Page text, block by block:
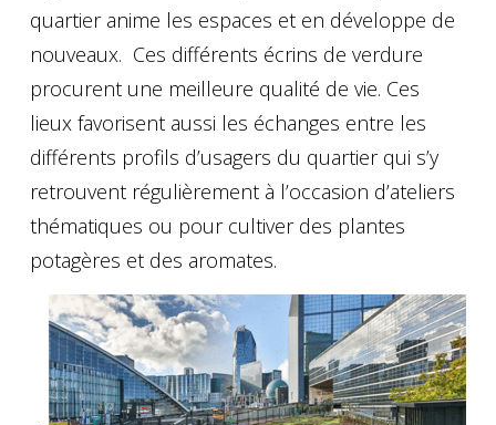
quartier anime les espaces et en développe de
nouveaux. Ces différents écrins de verdure
procurent une meilleure qualité de vie. Ces
lieux favorisent aussi les échanges entre les
différents profils d’usagers du quartier qui s’y
retrouvent régulièrement à l’occasion d’ateliers
thématiques ou pour cultiver des plantes
potagères et des aromates.